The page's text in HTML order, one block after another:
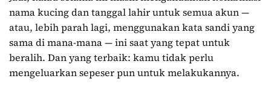
nama kucing dan tanggal lahir untuk semua akun —
atau, lebih parah lagi, menggunakan kata sandi yang
sama di mana-mana — ini saat yang tepat untuk
beralih. Dan yang terbaik: kamu tidak perlu
mengeluarkan sepeser pun untuk melakukannya.